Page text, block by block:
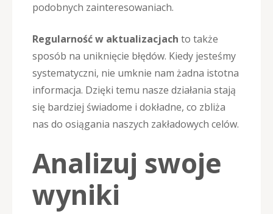
podobnych zainteresowaniach.
Regularność w aktualizacjach to także
sposób na uniknięcie błędów. Kiedy jesteśmy
systematyczni, nie umknie nam żadna istotna
informacja. Dzięki temu nasze działania stają
się bardziej świadome i dokładne, co zbliża
nas do osiągania naszych zakładowych celów.
Analizuj swoje
wyniki